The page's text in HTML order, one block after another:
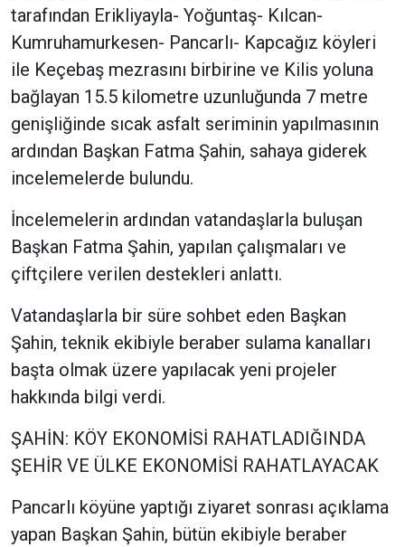
tarafından Erikliyayla- Yoğuntaş- Kılcan-
Kumruhamurkesen- Pancarlı- Kapcağız köyleri
ile Keçebaş mezrasını birbirine ve Kilis yoluna
bağlayan 15.5 kilometre uzunluğunda 7 metre
genişliğinde sıcak asfalt seriminin yapılmasının
ardından Başkan Fatma Şahin, sahaya giderek
incelemelerde bulundu.
İncelemelerin ardından vatandaşlarla buluşan
Başkan Fatma Şahin, yapılan çalışmaları ve
çiftçilere verilen destekleri anlattı.
Vatandaşlarla bir süre sohbet eden Başkan
Şahin, teknik ekibiyle beraber sulama kanalları
başta olmak üzere yapılacak yeni projeler
hakkında bilgi verdi.
ŞAHİN: KÖY EKONOMİSİ RAHATLADIĞINDA
ŞEHİR VE ÜLKE EKONOMİSİ RAHATLAYACAK
Pancarlı köyüne yaptığı ziyaret sonrası açıklama
yapan Başkan Şahin, bütün ekibiyle beraber